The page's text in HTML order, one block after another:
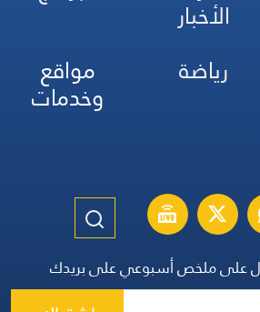
الأخبار
رياضة مواقع
وخدمات
على ملخص أسبوعي على بريدك